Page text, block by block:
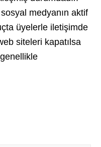
medyanın aktif
üyelerle iletişimde
siteleri kapatılsa